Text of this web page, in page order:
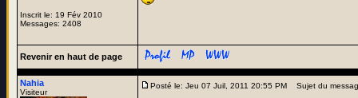
Inscrit le: 19 Fév 2010
Messages: 2408
Revenir en haut de page
Nahia
Visiteur
Posté le: Jeu 07 Juil, 2011 20:55 PM Sujet du